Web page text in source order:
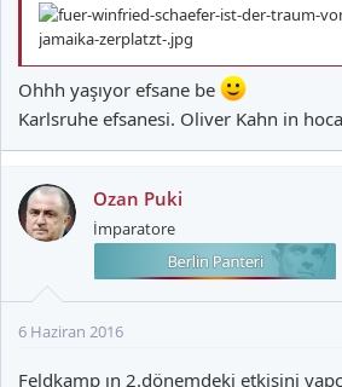
Ohhh yaşıyor efsane be
Karlsruhe efsanesi. Oliver Kahn in
Ozan Puki
İmparatore
6 Haziran 2016
Feldkamp ın 2.dönemdeki etkisini